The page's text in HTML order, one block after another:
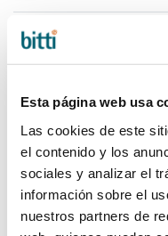
Esta página web usa
Las cookies de este
el contenido y los
sociales y analizar el
información sobre el
nuestros partners de
3-YEAR WARRANTY*
BRAND
SHARE